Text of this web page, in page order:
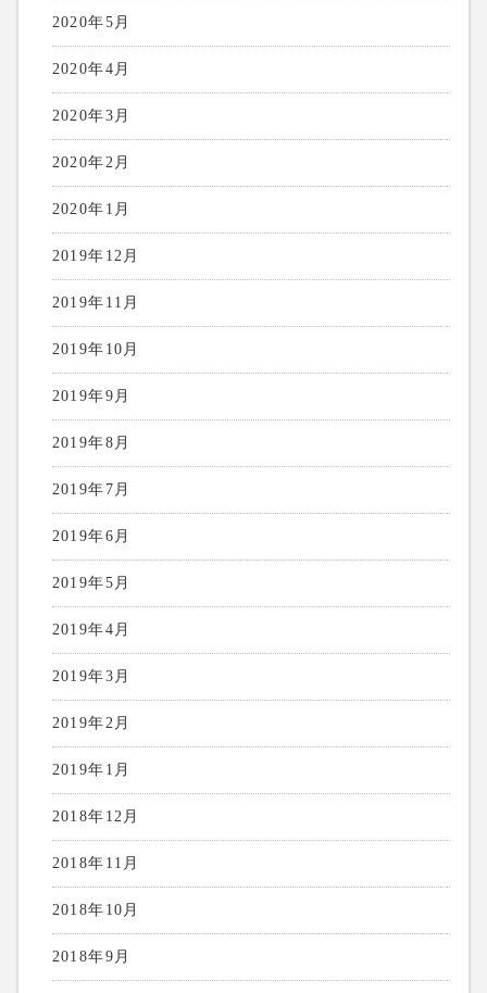
2020年5月
2020年4月
2020年3月
2020年2月
2020年1月
2019年12月
2019年11月
2019年10月
2019年9月
2019年8月
2019年7月
2019年6月
2019年5月
2019年4月
2019年3月
2019年2月
2019年1月
2018年12月
2018年11月
2018年10月
2018年9月